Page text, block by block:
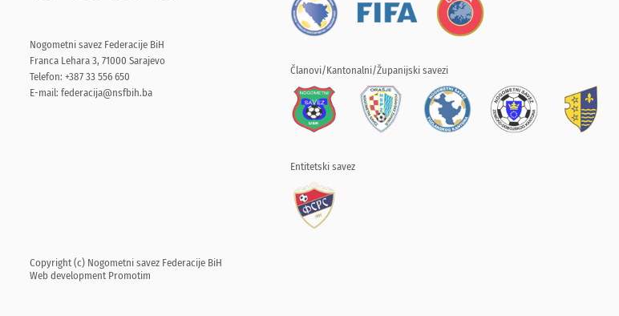
Nogometni savez Federacije BiH
Franca Lehara 3, 71000 Sarajevo
Telefon: +387 33 556 650
E-mail: federacija@nsfbih.ba
Članovi/Kantonalni/Županijski savezi
Entitetski savez
Copyright (c) Nogometni savez Federacije BiH
Web development Promotim